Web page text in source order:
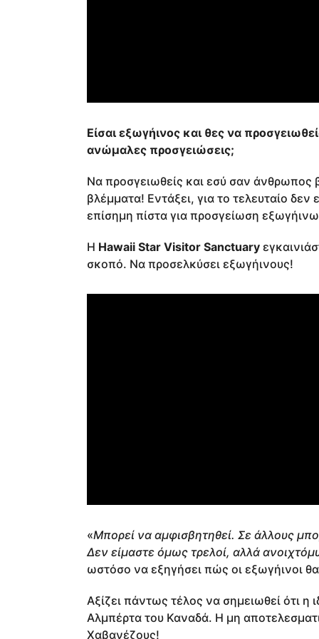
Είσαι εξωγήινος και θες να
ανώμαλες προσγειώσεις;
Να προσγειωθείς και εσύ σαν άνθρωπος
βλέμματα! Εντάξει, για το τελευταίο
επίσημη πίστα για προσγείωση
Η Hawaii Star Visitor Sanctuary
σκοπό. Να προσελκύσει εξωγήινους!
«Μπορεί να αμφισβητηθεί. Σε άλλους
Δεν είμαστε όμως τρελοί, αλλά
ωστόσο να εξηγήσει πώς οι εξωγήινοι
Αξίζει πάντως τέλος να σημειωθεί ότι
Αλμπέρτα του Καναδά. Η μη
Χαβανέζους!